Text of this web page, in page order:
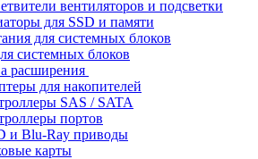
вентиляторов и подсветки
для SSD и памяти
для системных блоков
системных блоков
расширения
для накопителей
SAS / SATA
портов
и Blu-Ray приводы
карты